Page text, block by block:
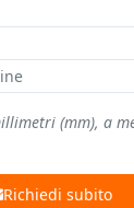
(mm), a
Richiedi subito